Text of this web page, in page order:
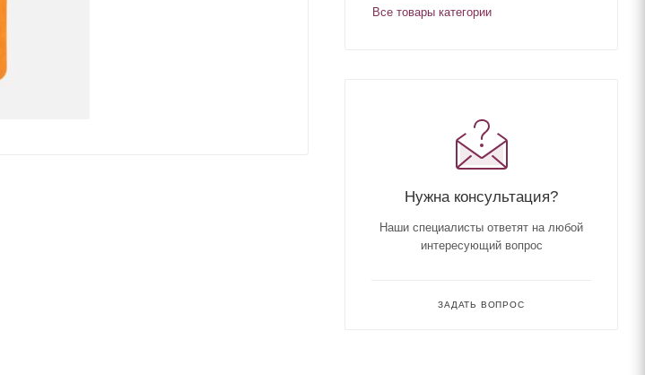
Все товары категории
Нужна консультация?
Наши специалисты ответят на любой
интересующий вопрос
ЗАДАТЬ ВОПРОС